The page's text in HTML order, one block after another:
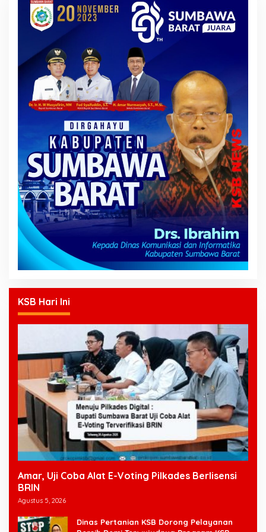
KSB Hari Ini
Amar, Uji Coba Alat E-Voting Pilkades Berlisensi
BRIN
Agustus 5, 2026
Dinas Pertanian KSB Dorong Pelayanan